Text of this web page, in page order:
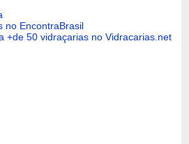
no EncontraBrasil
+de 50 vidraçarias no Vidracarias.net